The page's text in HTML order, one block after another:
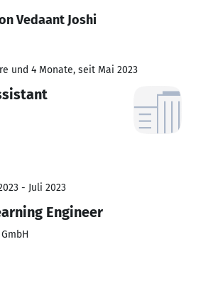
Vedaant Joshi
und 4 Monate, seit Mai 2023
- Juli 2023
Engineer